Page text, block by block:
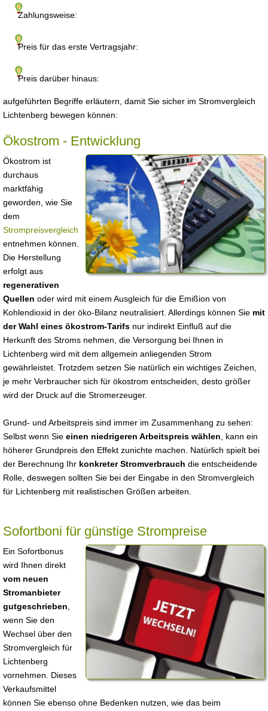
Zahlungsweise:
Preis für das erste Vertragsjahr:
Preis darüber hinaus:
aufgeführten Begriffe erläutern, damit Sie sicher im Stromvergleich
Lichtenberg bewegen können:
Ökostrom - Entwicklung
Ökostrom ist
durchaus
marktfähig
geworden, wie Sie
dem
Strompreisvergleich
entnehmen können.
Die Herstellung
erfolgt aus
regenerativen
Quellen oder wird mit einem Ausgleich für die Emißion von
Kohlendioxid in der öko-Bilanz neutralisiert. Allerdings können Sie mit
der Wahl eines ökostrom-Tarifs nur indirekt Einfluß auf die
Herkunft des Stroms nehmen, die Versorgung bei Ihnen in
Lichtenberg wird mit dem allgemein anliegenden Strom
gewährleistet. Trotzdem setzen Sie natürlich ein wichtiges Zeichen,
je mehr Verbraucher sich für ökostrom entscheiden, desto größer
wird der Druck auf die Stromerzeuger.
Grund- und Arbeitspreis sind immer im Zusammenhang zu sehen:
Selbst wenn Sie einen niedrigeren Arbeitspreis wählen , kann ein
höherer Grundpreis den Effekt zunichte machen. Natürlich spielt bei
der Berechnung Ihr konkreter Stromverbrauch die entscheidende
Rolle, deswegen sollten Sie bei der Eingabe in den Stromvergleich
für Lichtenberg mit realistischen Größen arbeiten.
Sofortboni für günstige Strompreise
Ein Sofortbonus
wird Ihnen direkt
vom neuen
Stromanbieter
gutgeschrieben
wenn Sie den
Wechsel über den
Stromvergleich für
Lichtenberg
vornehmen. Dieses
Verkaufsmittel
können Sie ebenso ohne Bedenken nutzen, wie das beim